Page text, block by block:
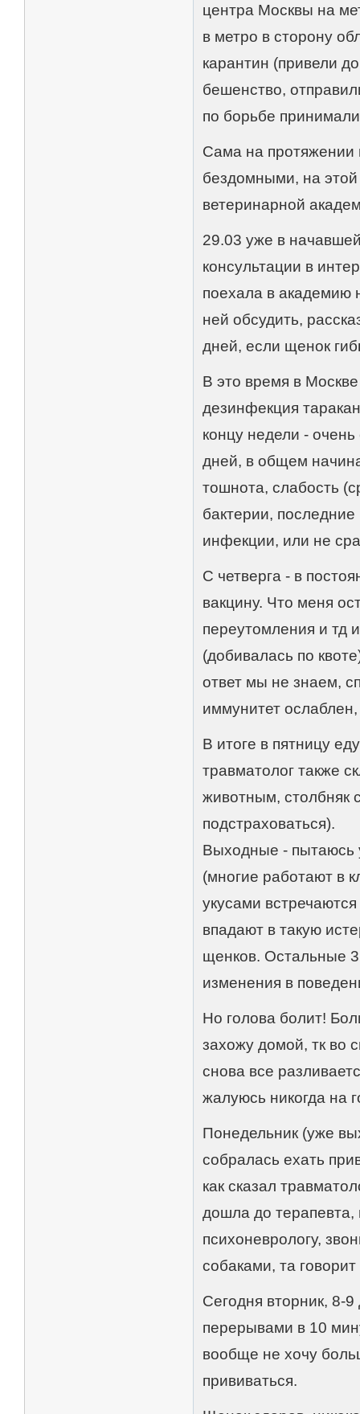
центра Москвы на
в метро в сторону
карантин (привели
бешенство,
по борьбе
Сама на протяжении
бездомными, на этой
ветеринарной
29.03 уже в
консультации в
поехала в академию
ней обсудить,
дней, если щенок
В это время в
дезинфекция
концу недели -
дней, в общем
тошнота, слабость
бактерии,
инфекции, или не
С четверга - в
вакцину. Что меня
переутомления и тд
(добивалась по
ответ мы не знаем,
иммунитет
В итоге в пятницу
травматолог также
животным, столбняк
подстраховаться).
Выходные - пытаюсь
(многие работают в
укусами
впадают в такую
щенков. Остальные 3
изменения в
Но голова болит!
захожу домой, тк во
снова все
жалуюсь никогда на
Понедельник (уже
собралась ехать
как сказал
дошла до терапевта,
психоневрологу,
собаками, та
Сегодня вторник, 8-
перерывами в 10
вообще не хочу
прививаться.